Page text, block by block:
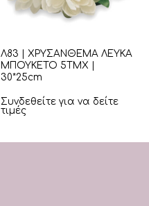
Λ83 | ΧΡΥΣΑΝΘΕΜΑ ΛΕΥΚΑ
ΜΠΟΥΚΕΤΟ 5ΤΜΧ |
30*25cm
Συνδεθείτε για να δείτε
τιμές